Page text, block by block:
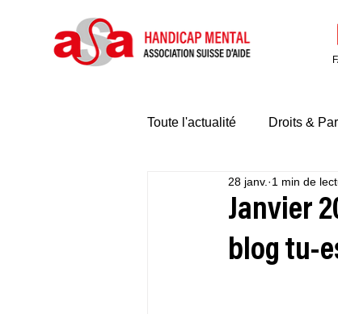
Toute l'actualité Droits &
Janvier
blog tu-
28 janv. 1 min de